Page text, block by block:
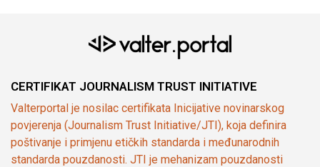
CERTIFIKAT JOURNALISM TRUST INITIATIVE
Valterportal je nosilac certifikata Inicijative novinarskog
povjerenja (Journalism Trust Initiative/JTI), koja definira
poštivanje i primjenu etičkih standarda i međunarodnih
standarda pouzdanosti. JTI je mehanizam pouzdanosti